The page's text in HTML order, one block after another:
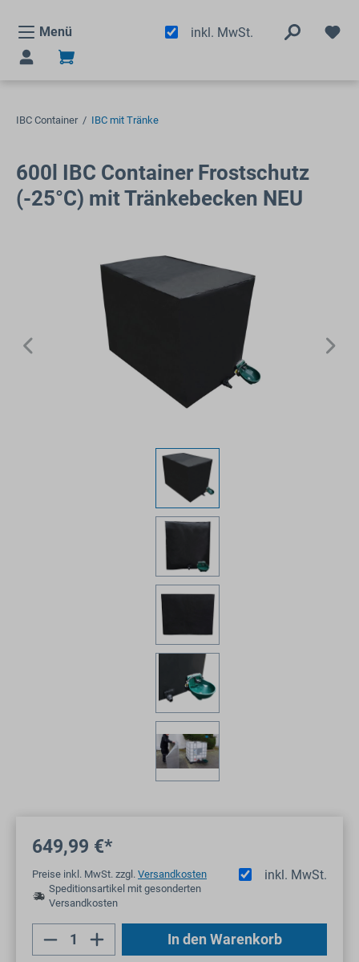
Menü
inkl. MwSt.
IBC Container / IBC mit Tränke
600l IBC Container Frostschutz
(-25°C) mit Tränkebecken NEU
649,99 €*
inkl. MwSt.
Preise inkl. MwSt. zzgl. Versandkosten
Speditionsartikel mit gesonderten
Versandkosten
Produkt Anzahl: Gib den gewünschten
In den Warenkorb